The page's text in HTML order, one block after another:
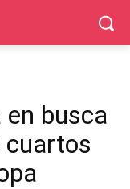
en busca
cuartos